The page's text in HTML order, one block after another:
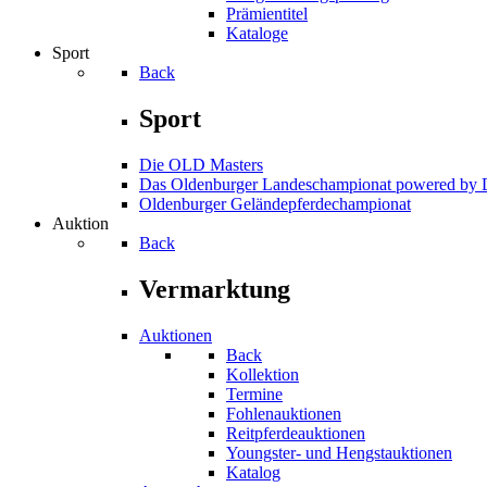
Prämientitel
Kataloge
Sport
Back
Sport
Die OLD Masters
Das Oldenburger Landeschampionat powered by
Oldenburger Geländepferde­championat
Auktion
Back
Vermarktung
Auktionen
Back
Kollektion
Termine
Fohlenauktionen
Reitpferdeauktionen
Youngster- und Hengstauktionen
Katalog